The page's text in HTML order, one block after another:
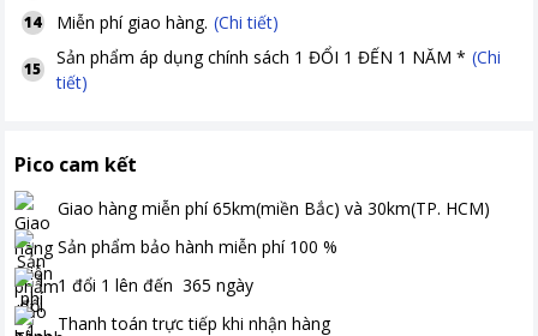
14 Miễn phí giao hàng. (Chi tiết)
15
Sản phẩm áp dụng chính sách 1 ĐỔI 1 ĐẾN 1 NĂM * (Chi
tiết)
Pico cam kết
Giao hàng miễn phí 65km(miền Bắc) và 30km(TP. HCM)
Sản phẩm bảo hành miễn phí 100 %
1 đổi 1 lên đến 365 ngày
Thanh toán trực tiếp khi nhận hàng